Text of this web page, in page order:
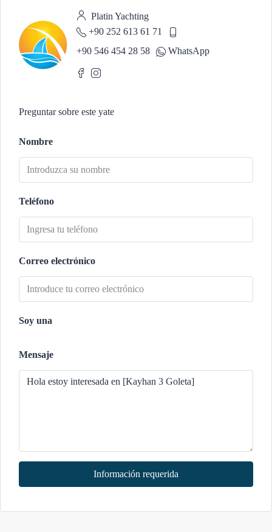
Platin Yachting
+90 252 613 61 71
+90 546 454 28 58
WhatsApp
Preguntar sobre este yate
Nombre
Teléfono
Correo electrónico
Soy una
Mensaje
Información requerida